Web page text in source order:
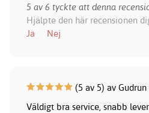
5 av 6 tyckte att denna
Hjälpte den här recensionen
Ja
Nej
(5 av 5) av
Väldigt bra service, snabb